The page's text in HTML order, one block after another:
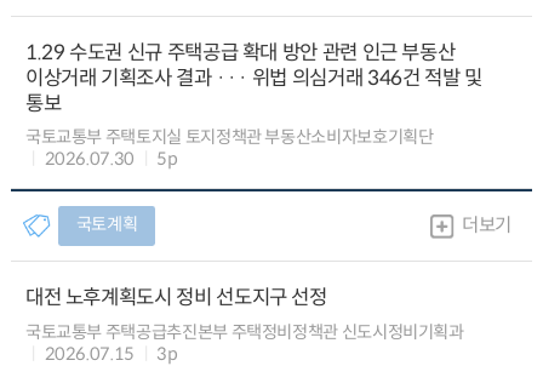
1.29 수도권 신규 주택공급 확대 방안 관련 인근 부동산
이상거래 기획조사 결과 ··· 위법 의심거래 346건 적발 및
통보
국토교통부 주택토지실 토지정책관 부동산소비자보호기획단
2026.07.30
5p
국토계획 더보기
대전 노후계획도시 정비 선도지구 선정
국토교통부 주택공급추진본부 주택정비정책관 신도시정비기획과
2026.07.15
3p